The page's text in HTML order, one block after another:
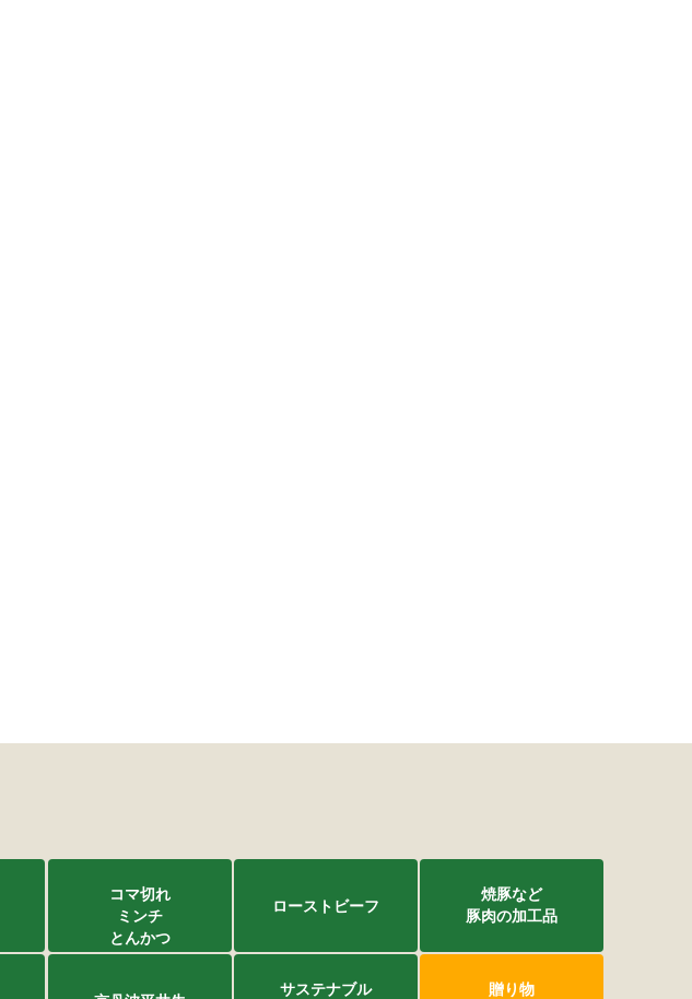
コマ切れ
ミンチ
とんかつ
ローストビーフ
焼豚など
豚肉の加工品
サステナブル 贈り物